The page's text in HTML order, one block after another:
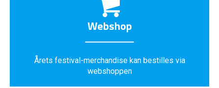
Webshop
Årets festival-merchandise kan bestilles via
webshoppen